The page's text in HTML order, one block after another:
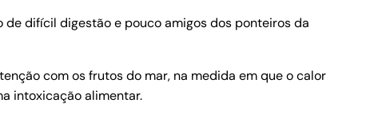
difícil digestão e pouco amigos dos ponteiros da
com os frutos do mar, na medida em que o calor
intoxicação alimentar.